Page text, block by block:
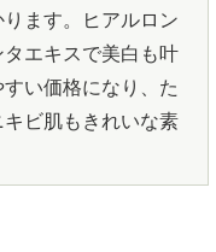
ます。ヒアルロン
エキスで美白も叶
い価格になり、た
ビ肌もきれいな素